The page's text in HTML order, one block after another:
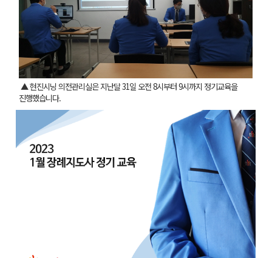
▲ 현진시닝 의전관리실은 지난달 31일 오전 8시부터 9시까지 정기교육을
진행했습니다.